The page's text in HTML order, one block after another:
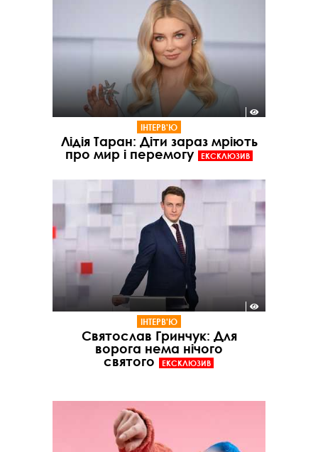
ІНТЕРВ'Ю
Лідія Таран: Діти зараз мріють
про мир і перемогу
ЕКСКЛЮЗИВ
ІНТЕРВ'Ю
Святослав Гринчук: Для
ворога нема нічого
святого
ЕКСКЛЮЗИВ